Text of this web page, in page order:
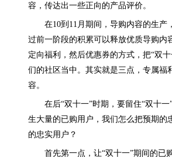
容，传达出一些正向的产品评价。
在10到11月期间，导购内容的生产
过前一阶段的积累可以释放优质导购内
定向福利，然后优惠券的方式，把“双
们的社区当中。其实就是三点，专属福
容。
在后“双十一”时期，要留住“双十
生大量的已购用户，我们怎么把预期的
的忠实用户？
首先第一点，让“双十一”期间的已